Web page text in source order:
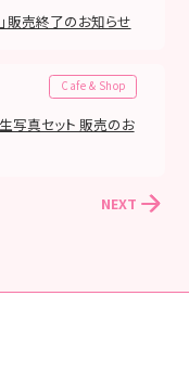
」販売終了のお知らせ
Cafe & Shop
写真セット 販売のお
NEXT